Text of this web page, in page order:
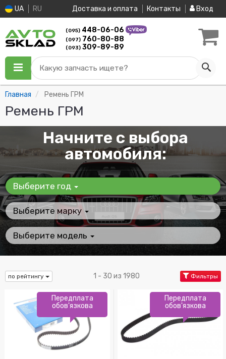
UA RU Доставка и оплата Контакты Вход
(095) 448-06-06
(097) 760-80-88
(093) 309-89-89
Какую запчасть ищете?
Главная Ремень ГРМ
Ремень ГРМ
Начните с выбора
автомобиля:
Выберите год
Выберите марку
Выберите модель
по рейтингу 1 - 30 из 1980 Фильтры
Передплата
обов'язкова
Передплата
обов'язкова